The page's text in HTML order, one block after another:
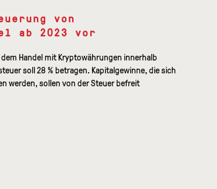
von
ab 2023 vor
Handel mit Kryptowährungen innerhalb
soll 28 % betragen. Kapitalgewinne, die sich
werden, sollen von der Steuer befreit